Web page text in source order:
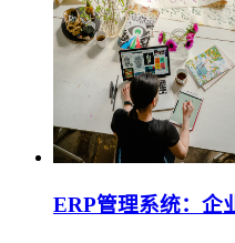
ERP管理系统：企